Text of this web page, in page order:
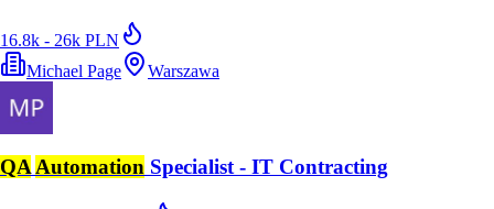
16.8k - 26k PLN
Michael Page
Warszawa
QA Automation Specialist - IT Contracting